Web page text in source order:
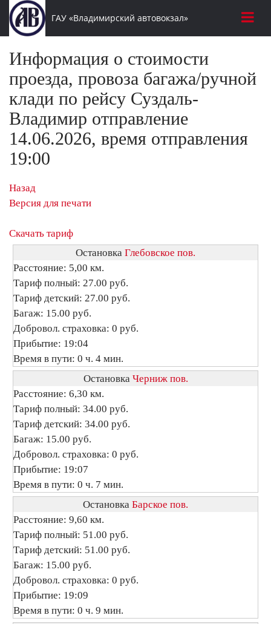
ГАУ «Владимирский автовокзал»
Информация о стоимости
проезда, провоза багажа/ручной
клади по рейсу Суздаль-
Владимир отправление
14.06.2026, время отправления
19:00
Назад
Версия для печати
Скачать тариф
Остановка Глебовское пов.
Расстояние: 5,00 км.
Тариф полный: 27.00 руб.
Тариф детский: 27.00 руб.
Багаж: 15.00 руб.
Добровол. страховка: 0 руб.
Прибытие: 19:04
Время в пути: 0 ч. 4 мин.
Остановка Черниж пов.
Расстояние: 6,30 км.
Тариф полный: 34.00 руб.
Тариф детский: 34.00 руб.
Багаж: 15.00 руб.
Добровол. страховка: 0 руб.
Прибытие: 19:07
Время в пути: 0 ч. 7 мин.
Остановка Барское пов.
Расстояние: 9,60 км.
Тариф полный: 51.00 руб.
Тариф детский: 51.00 руб.
Багаж: 15.00 руб.
Добровол. страховка: 0 руб.
Прибытие: 19:09
Время в пути: 0 ч. 9 мин.